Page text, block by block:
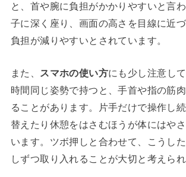
と、首や腕に負担がかかりやすいと言
子に深く座り、画面の高さを目線に近づ
負担が減りやすいとされています。
また、 スマホの使い方にも少し注意し
時間同じ姿勢で持つと、手首や指の筋
ることがあります。片手だけで操作し
替えたり休憩をはさむほうが体にはや
います。ツボ押しと合わせて、こうし
しずつ取り入れることが大切と考えられ